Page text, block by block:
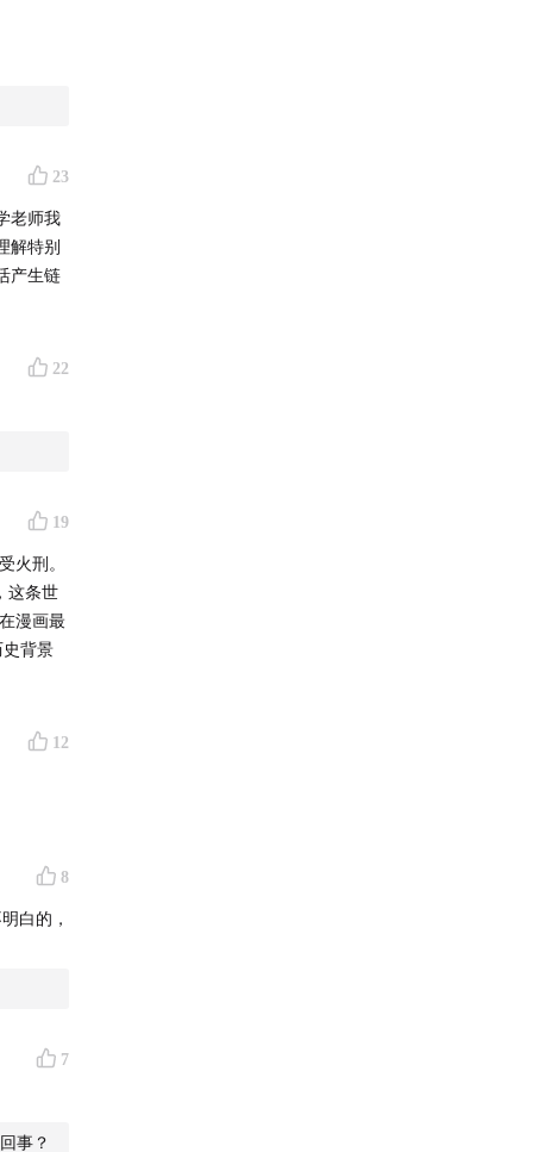
地球
而喻
及其他
。这种
人文
《天
解释
有什么
专著
布拉赫
在不少
宇宙图
球表
潜移默
覆地的
有迹
23
老师我
解特别
产生链
22
19
火刑。
这条世
漫画最
背景
12
8
白的，
7
事？